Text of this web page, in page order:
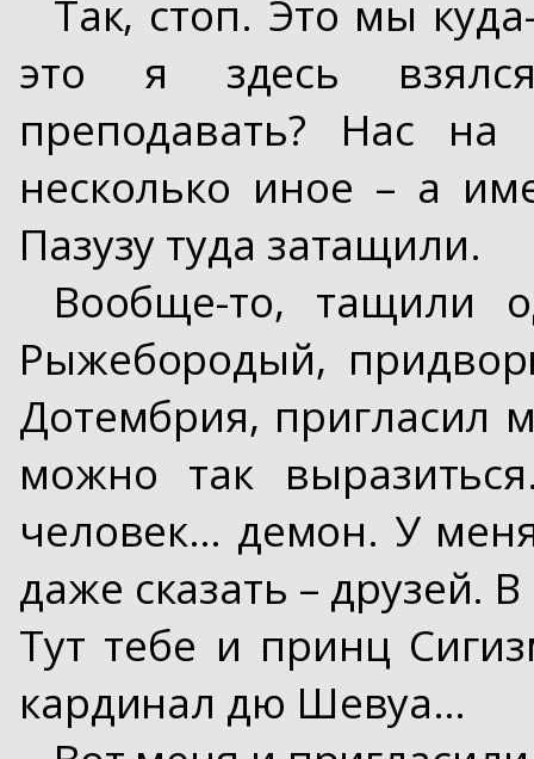
Так, стоп. Это мы
это я здесь
преподавать? Нас на
несколько иное – а
Пазузу туда затащили.
Вообще-то, тащили
Рыжебородый,
Дотембрия, пригласил
можно так
человек… демон. У
даже сказать – друзей.
Тут тебе и принц
кардинал дю Шевуа…